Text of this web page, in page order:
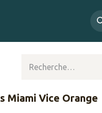
Miami Vice Orange